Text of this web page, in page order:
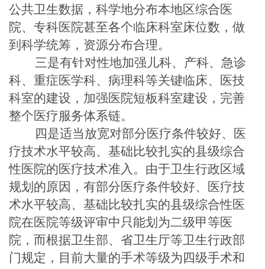
公共卫生数据，科学地分布本地区综合医
院、专科医院甚至各个临床科室床位数，做
到科学统筹，资源分布合理。
三是有针对性地加强儿科、产科、急诊
科、重症医学科、病理科等关键临床、医技
科室的建设，加强医院短板科室建设，完善
整个医疗服务体系链。
四是适当放宽对部分医疗条件较好、医
疗技术水平较高、基础比较扎实的县级综合
性医院的医疗技术准入。由于卫生行政区域
规划的原因，有部分医疗条件较好、医疗技
术水平较高、基础比较扎实的县级综合性医
院在医院等级评审中只能划为二级甲等医
院，而根据卫生部、省卫生厅等卫生行政部
门规定，目前大量的手术等级为四级手术和